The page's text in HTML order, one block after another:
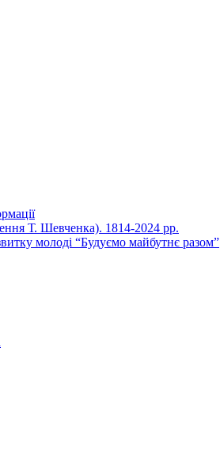
Т. Шевченка). 1814-2024 рр.
молоді “Будуємо майбутнє разом”